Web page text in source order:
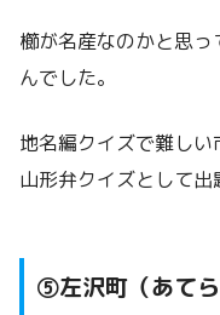
櫛が名産なのかと思
んでした。
地名編クイズで難し
山形弁クイズとして出
⑤左沢町（あてら